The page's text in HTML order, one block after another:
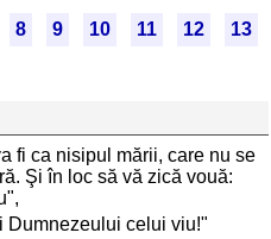
8 9 10 11 12 13
fi ca nisipul mării, care nu se
Şi în loc să vă zică vouă:
Dumnezeului celui viu!"